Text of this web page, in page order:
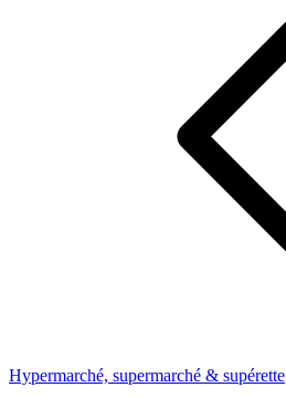
Hypermarché, supermarché & supérette